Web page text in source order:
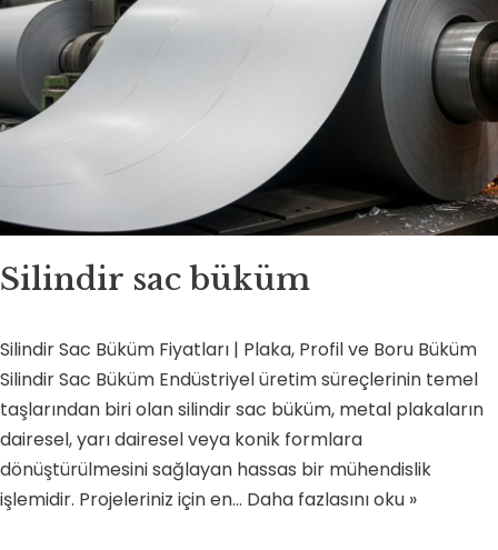
Silindir sac büküm
Silindir Sac Büküm Fiyatları | Plaka, Profil ve Boru Büküm
Silindir Sac Büküm Endüstriyel üretim süreçlerinin temel
taşlarından biri olan silindir sac büküm, metal plakaların
dairesel, yarı dairesel veya konik formlara
dönüştürülmesini sağlayan hassas bir mühendislik
işlemidir. Projeleriniz için en… Daha fazlasını oku »